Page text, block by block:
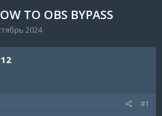
TO OBS BYPASS
2024
#1